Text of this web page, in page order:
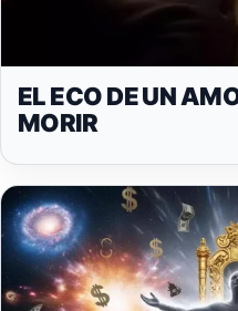
EL ECO DE UN
MORIR